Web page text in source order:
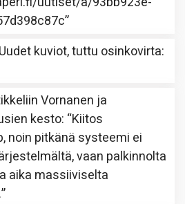
”
Uudet kuviot, tuttu osinkovirta:
Vornanen ja
kesto: “Kiitos
noin pitkänä systeemi ei
vaan palkinnolta
aika massiiviselta
”